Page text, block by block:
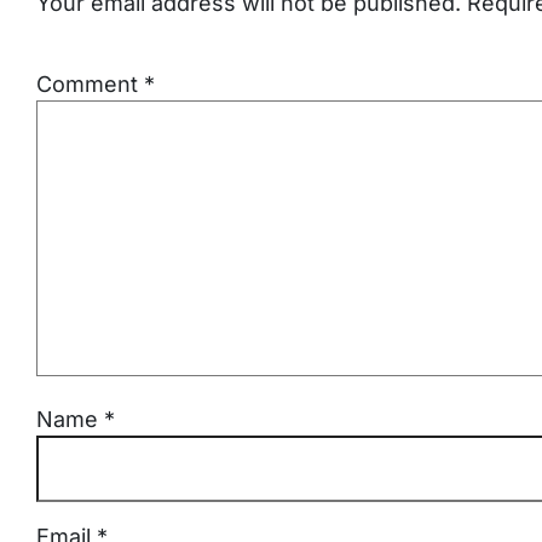
Comment *
Name *
Email *